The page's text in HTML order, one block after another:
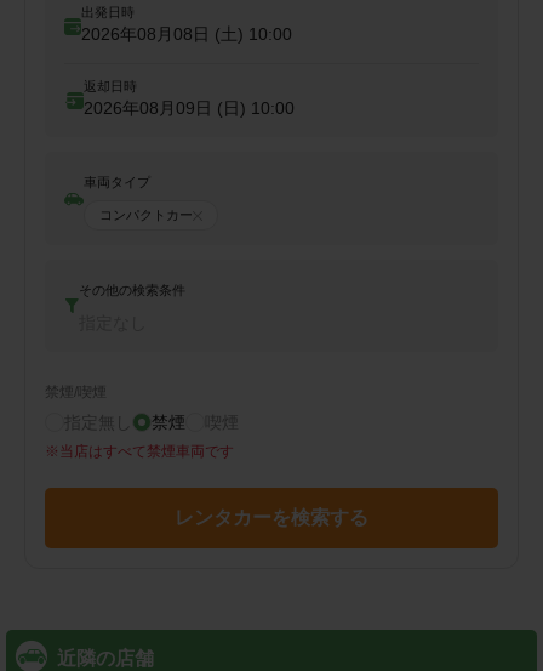
出発日時
2026年08月08日 (土) 10:00
返却日時
2026年08月09日 (日) 10:00
車両タイプ
コンパクトカー
その他の検索条件
禁煙/喫煙
指定無し 禁煙 喫煙
※ 当店はすべて禁煙車両です
レンタカーを検索する
近隣の店舗